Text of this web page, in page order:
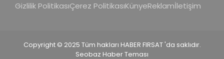
Gizlilik PolitikasıÇerez PolitikasıKünyeReklamİletişim
Copyright © 2025 Tüm hakları HABER FIRSAT 'da saklıdır.
Seobaz Haber Teması